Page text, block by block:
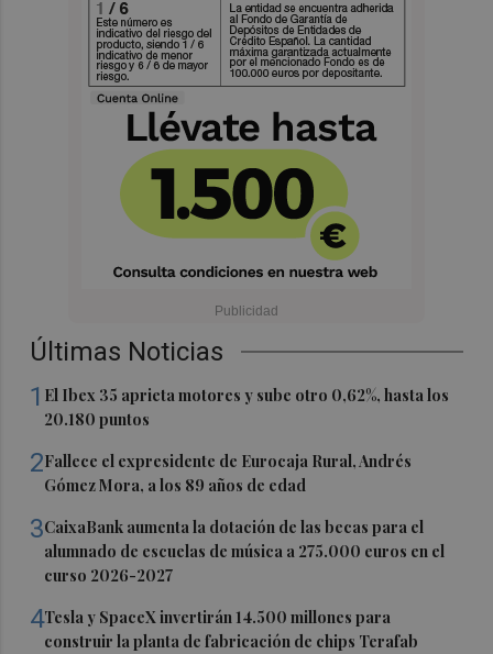
Últimas Noticias
1 El Ibex 35 aprieta motores y sube otro 0,62%, hasta los
20.180 puntos
2Fallece el expresidente de Eurocaja Rural, Andrés
Gómez Mora, a los 89 años de edad
3CaixaBank aumenta la dotación de las becas para el
alumnado de escuelas de música a 275.000 euros en el
curso 2026-2027
4Tesla y SpaceX invertirán 14.500 millones para
construir la planta de fabricación de chips Terafab